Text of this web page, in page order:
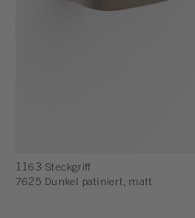
1163 Steckgriff
7625 Dunkel patiniert, matt